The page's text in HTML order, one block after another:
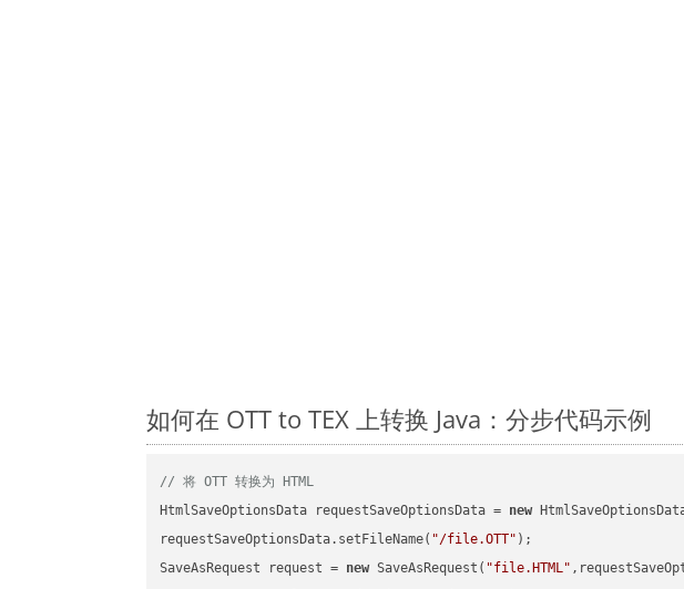
如何在 OTT to TEX 上转换 Java：分步代码示例
// 将 OTT 转换为 HTML
HtmlSaveOptionsData requestSaveOptionsData = new
requestSaveOptionsData.setFileName( "/file.OTT" );
SaveAsRequest request = new SaveAsRequest( "file.HTML"